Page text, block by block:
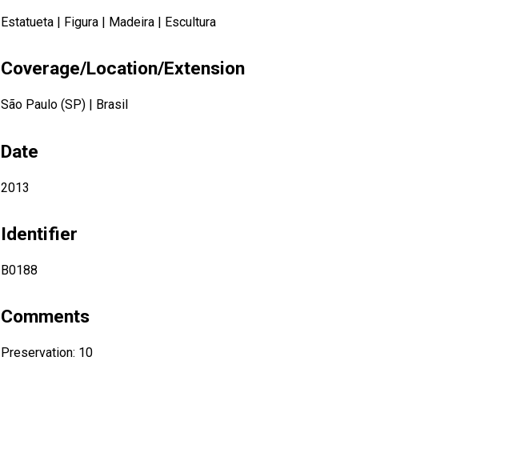
Estatueta Figura Madeira Escultura
Coverage/Location/Extension
São Paulo (SP) Brasil
Date
2013
Identifier
B0188
Comments
Preservation: 10